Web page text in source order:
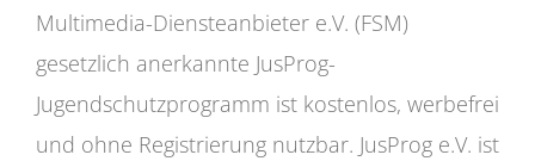
Multimedia-Diensteanbieter e.V. (FSM)
gesetzlich anerkannte JusProg-
Jugendschutzprogramm ist kostenlos, werbefrei
und ohne Registrierung nutzbar. JusProg e.V. ist